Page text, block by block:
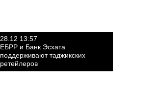
28.12 13:57
ЕБРР и Банк Эсхата
поддерживают таджикских
ретейлеров